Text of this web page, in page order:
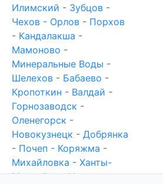
Илимский - Зубцов -
Чехов - Орлов - Порхов
- Кандалакша -
Мамоново -
Минеральные Воды -
Шелехов - Бабаево -
Кропоткин - Валдай -
Горнозаводск -
Оленегорск -
Новокузнецк - Добрянка
- Почеп - Коряжма -
Михайловка - Ханты-
Мансийск-Новотроицк